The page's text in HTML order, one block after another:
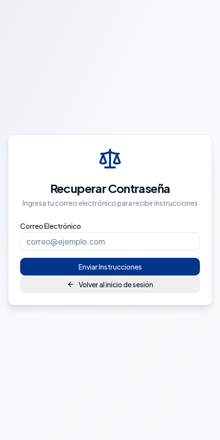
Recuperar Contraseña
Ingresa tu correo electrónico para recibir instrucciones
Correo Electrónico
Enviar Instrucciones
Volver al inicio de sesión